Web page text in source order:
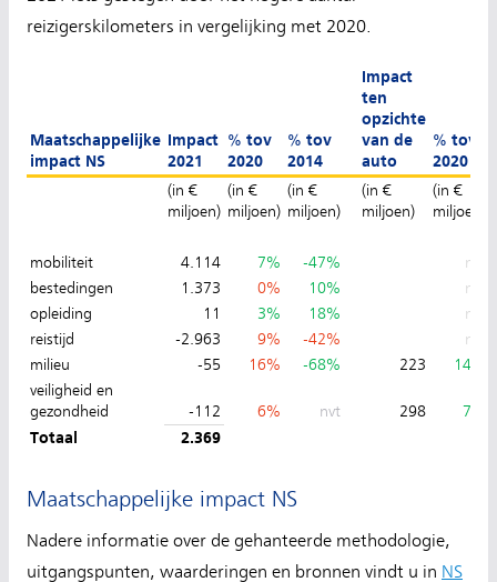
reizigerskilometers in vergelijking met 2020.
Maatschappelijke
impact NS
Impact
2021
% tov
2020
% tov
2014
Impact
ten
opzichte
van de
auto
% tov
2020
(in €
miljoen)
(in €
miljoen)
(in €
miljoen)
(in €
miljoen)
(in €
miljoen)
mobiliteit 4.114 7% -47%
nvt
bestedingen
1.373 0% 10%
nvt
opleiding
11 3% 18%
nvt
reistijd
-2.963 9% -42%
nvt
milieu
-55 16% -68% 223
14%
veiligheid en
gezondheid
-112 6% nvt 298
7%
Totaal
2.369
Maatschappelijke impact NS
Nadere informatie over de gehanteerde methodologie,
uitgangspunten, waarderingen en bronnen vindt u in NS